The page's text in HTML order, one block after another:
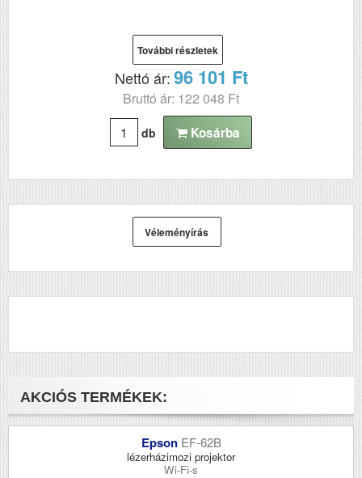
További részletek
Nettó ár:96 101 Ft
Bruttó ár: 122 048 Ft
db Kosárba
Véleményírás
AKCIÓS TERMÉKEK:
Epson EF-62B
lézerházimozi projektor
Wi-Fi-s